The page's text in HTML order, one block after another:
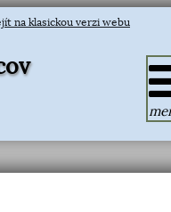
na klasickou verzi webu